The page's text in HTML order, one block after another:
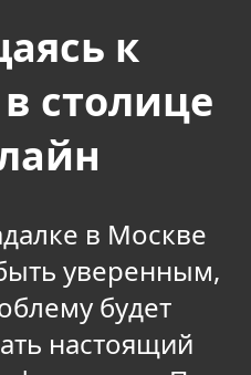
к
столице
в Москве
уверенным,
будет
настоящий